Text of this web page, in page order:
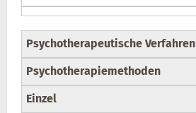
Psychotherapeutische Verfahren
Psychotherapiemethoden
Einzel